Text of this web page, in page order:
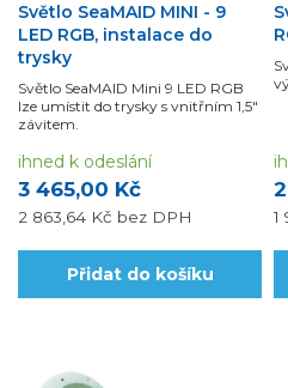
Světlo SeaMAID MINI - 9
LED RGB, instalace do
trysky
Světlo SeaMAID Mini 9 LED RGB
lze umístit do trysky s vnitřním 1,5"
závitem.
3 465,00 Kč
2 863,64 Kč bez DPH
ihned k odeslání
Přidat do košíku
1